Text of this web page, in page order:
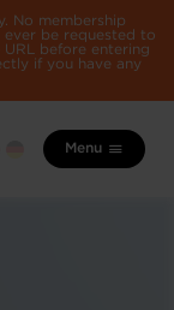
No membership
ever be requested to
before entering
if you have any
Menu